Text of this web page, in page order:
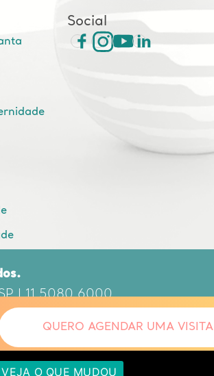
Social
QUERO AGENDAR UMA VISITA
| 11 5080 6000
90.587
VEJA O QUE MUDOU